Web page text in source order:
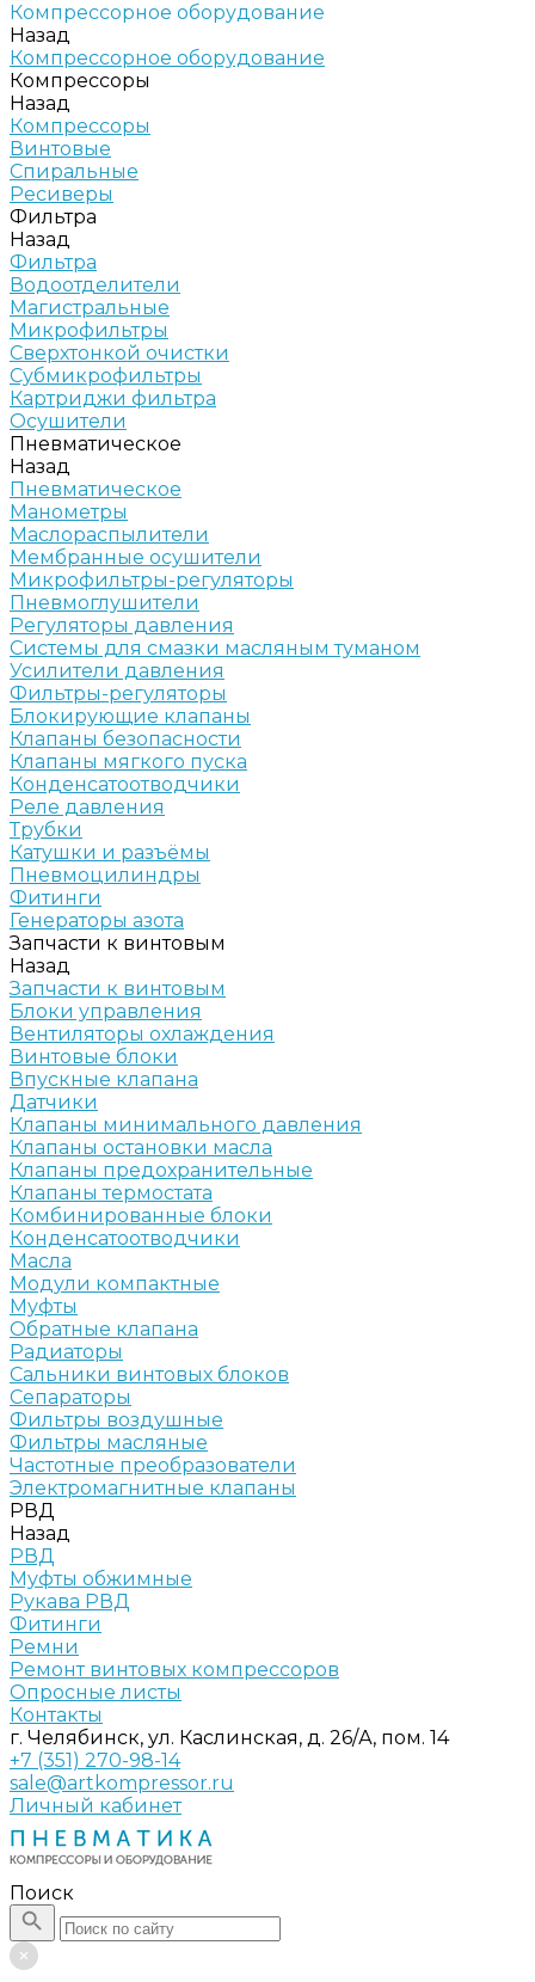
Компрессорное оборудование
Назад
Компрессорное оборудование
Компрессоры
Назад
Компрессоры
Винтовые
Спиральные
Ресиверы
Фильтра
Назад
Фильтра
Водоотделители
Магистральные
Микрофильтры
Сверхтонкой очистки
Субмикрофильтры
Картриджи фильтра
Осушители
Пневматическое
Назад
Пневматическое
Манометры
Маслораспылители
Мембранные осушители
Микрофильтры-регуляторы
Пневмоглушители
Регуляторы давления
Системы для смазки масляным туманом
Усилители давления
Фильтры-регуляторы
Блокирующие клапаны
Клапаны безопасности
Клапаны мягкого пуска
Конденсатоотводчики
Реле давления
Трубки
Катушки и разъёмы
Пневмоцилиндры
Фитинги
Генераторы азота
Запчасти к винтовым
Назад
Запчасти к винтовым
Блоки управления
Вентиляторы охлаждения
Винтовые блоки
Впускные клапана
Датчики
Клапаны минимального давления
Клапаны остановки масла
Клапаны предохранительные
Клапаны термостата
Комбинированные блоки
Конденсатоотводчики
Масла
Модули компактные
Муфты
Обратные клапана
Радиаторы
Сальники винтовых блоков
Сепараторы
Фильтры воздушные
Фильтры масляные
Частотные преобразователи
Электромагнитные клапаны
РВД
Назад
РВД
Муфты обжимные
Рукава РВД
Фитинги
Ремни
Ремонт винтовых компрессоров
Опросные листы
Контакты
г. Челябинск, ул. Каслинская, д. 26/А, пом. 14
+7 (351) 270-98-14
sale@artkompressor.ru
Личный кабинет
Поиск